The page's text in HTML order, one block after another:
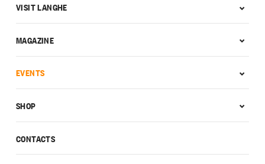
CONTACTS
VISIT LANGHE
MAGAZINE
EVENTS
SHOP